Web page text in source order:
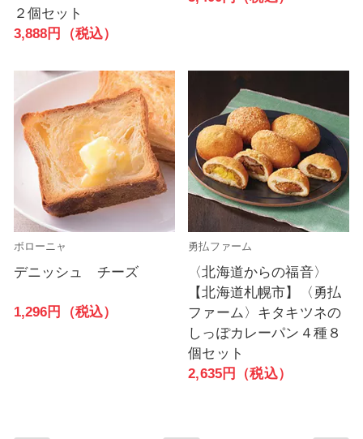
２個セット
3,888円（税込）
ボローニャ
デニッシュ チーズ
1,296円（税込）
勇払ファーム
〈北海道からの福音〉
【北海道札幌市】〈勇払
ファーム〉キタキツネの
しっぽカレーパン４種８
個セット
2,635円（税込）